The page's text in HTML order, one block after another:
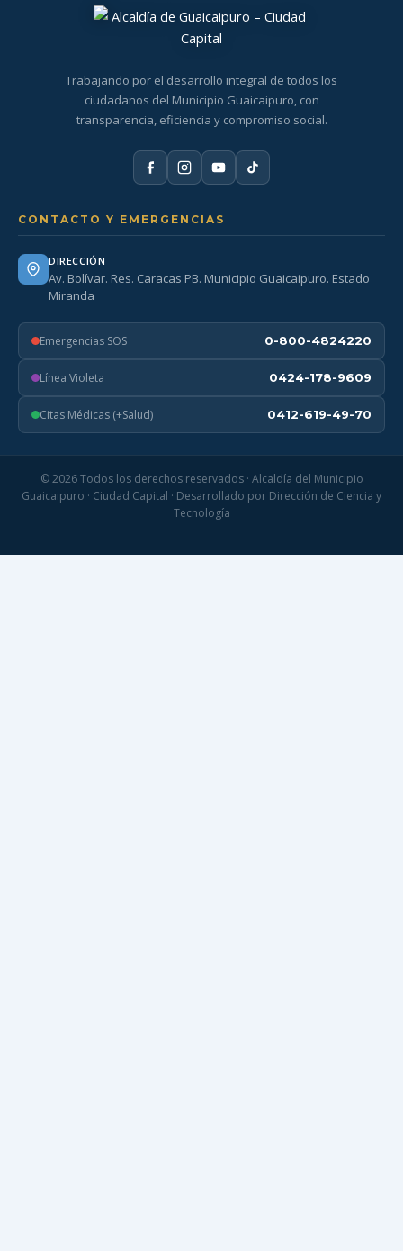
Trabajando por el desarrollo integral de todos los
ciudadanos del Municipio Guaicaipuro, con
transparencia, eficiencia y compromiso social.
CONTACTO Y EMERGENCIAS
DIRECCIÓN
Av. Bolívar. Res. Caracas PB. Municipio Guaicaipuro. Estado
Miranda
Emergencias SOS 0-800-4824220
Línea Violeta 0424-178-9609
Citas Médicas (+Salud) 0412-619-49-70
© 2026 Todos los derechos reservados · Alcaldía del Municipio
Guaicaipuro · Ciudad Capital · Desarrollado por Dirección de Ciencia y
Tecnología